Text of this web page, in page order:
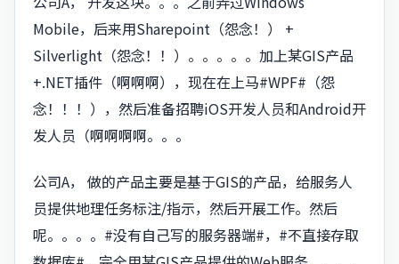
Mobile，后来用Sharepoint（怨念！） +
Silverlight（怨念！！）。。。。。加上某GIS产品
+.NET插件（啊啊啊），现在在上马#WPF#（怨
念！！！），然后准备招聘iOS开发人员和Android开
发人员（啊啊啊啊。。。
公司A， 做的产品主要是基于GIS的产品，给服务人
员提供地理任务标注/指示，然后开展工作。然后
呢。。。。#没有自己写的服务器端#，#不直接存取